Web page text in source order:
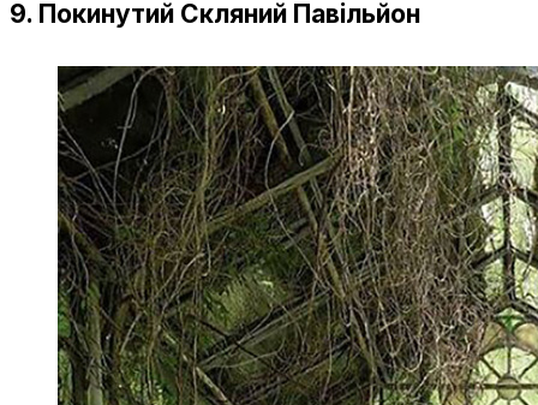
9. Покинутий Скляний Павільйон